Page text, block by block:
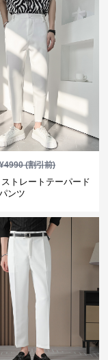
¥4990(割引前)
トレートテーパード
ンツ